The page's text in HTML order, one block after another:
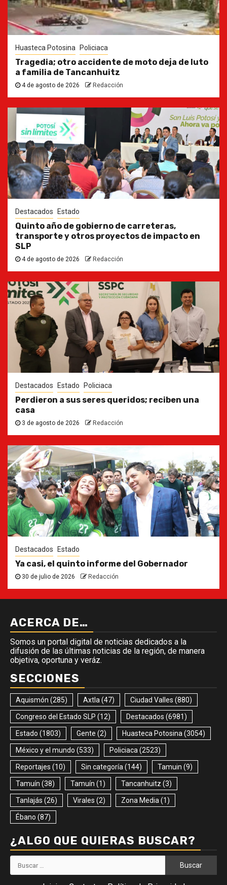
Huasteca Potosina Policiaca
Tragedia; otro accidente de moto deja de luto
a familia de Tancanhuitz
4 de agosto de 2026 Redacción
Destacados Estado
Quinto año de gobierno de carreteras,
transporte y otros proyectos de impacto en
SLP
4 de agosto de 2026 Redacción
Destacados Estado Policiaca
Perdieron a sus seres queridos; reciben una
casa
3 de agosto de 2026 Redacción
Destacados Estado
Ya casi, el quinto informe del Gobernador
30 de julio de 2026 Redacción
ACERCA DE…
Somos un portal digital de noticias dedicados a la
difusión de las últimas noticias de la región, de manera
objetiva, oportuna y veráz.
SECCIONES
Aquismón (285) Axtla (47) Ciudad Valles (880)
Congreso del Estado SLP (12) Destacados (6981)
Estado (1803) Gente (2) Huasteca Potosina (3054)
México y el mundo (533) Policiaca (2523)
Reportajes (10) Sin categoría (144) Tamuin (9)
Tamuín (38) Tamuín (1) Tancanhuitz (3)
Tanlajás (26) Virales (2) Zona Media (1)
Ébano (87)
¿ALGO QUE QUIERAS BUSCAR?
Buscar: